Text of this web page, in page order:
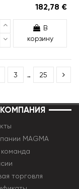
182,78 €
В
корзину
3 …
25
КОМПАНИЯ
MAGMA
торговля